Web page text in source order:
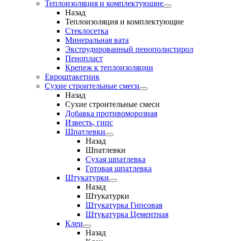
Теплоизоляция и комплектующие
Назад
Теплоизоляция и комплектующие
Стеклосетка
Минеральная вата
Экструдированный пенополистирол
Пенопласт
Крепеж к теплоизоляции
Евроштакетник
Сухие строительные смеси
Назад
Сухие строительные смеси
Добавка противоморозная
Известь, гипс
Шпатлевки
Назад
Шпатлевки
Сухая шпатлевка
Готовая шпатлевка
Штукатурки
Назад
Штукатурки
Штукатурка Гипсовая
Штукатурка Цементная
Клеи
Назад